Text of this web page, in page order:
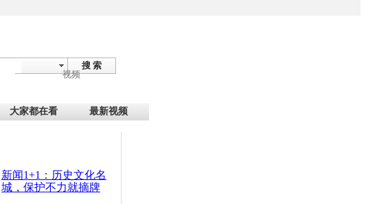
搜 索
视频
大家都在看 最新视频
新闻1+1：历史文化名
城，保护不力就摘牌